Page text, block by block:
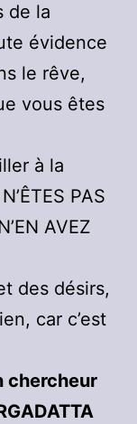
de la
évidence
le rêve,
vous êtes
à la
PAS
AVEZ
des désirs,
car c’est
chercheur